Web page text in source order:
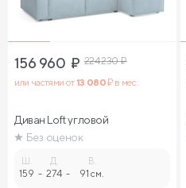
156 960 ₽ 224 230₽
или частями от13 080₽ в мес.
Диван Loft угловой
Без оценок
159 -
Д.
274 -
В.
91 см.